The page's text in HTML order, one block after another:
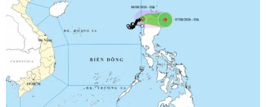
nghiệp
06/08/2026 03:03
Thành phố Hồ Chí Minh triển khai 8
dự án trạm trung chuyển rác công
nghệ khép kín